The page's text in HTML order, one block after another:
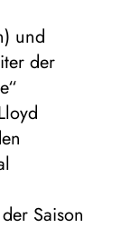
und
der
Saison